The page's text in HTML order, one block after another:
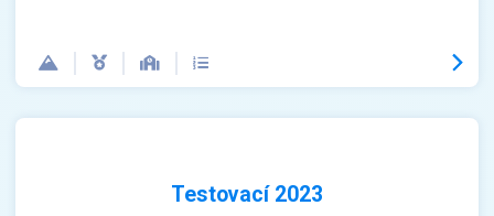
Testovací 2023